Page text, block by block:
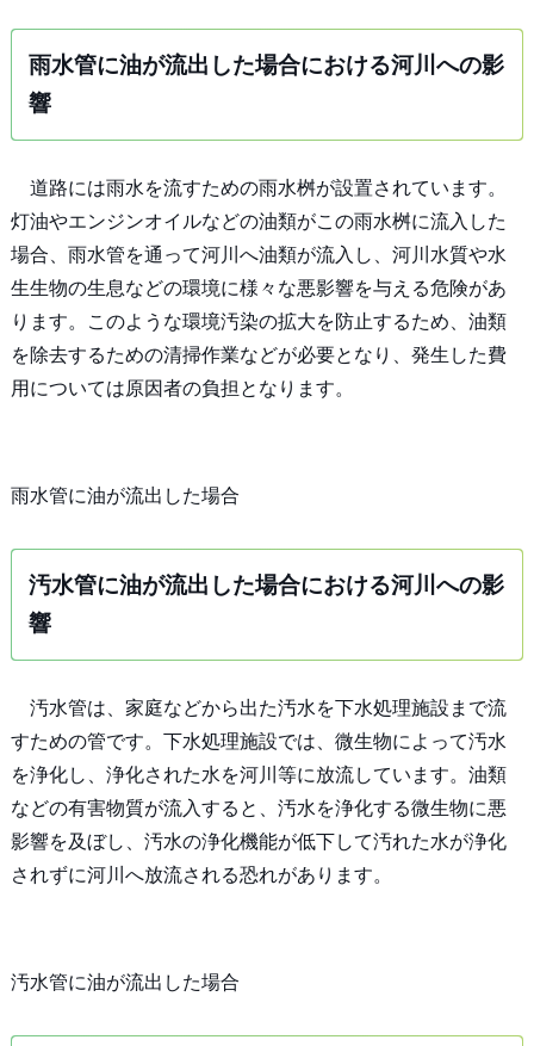
雨水管に油が流出した場合における河川への影
響
道路には雨水を流すための雨水桝が設置されています。
灯油やエンジンオイルなどの油類がこの雨水桝に流入した
場合、雨水管を通って河川へ油類が流入し、河川水質や水
生生物の生息などの環境に様々な悪影響を与える危険があ
ります。このような環境汚染の拡大を防止するため、油類
を除去するための清掃作業などが必要となり、発生した費
用については原因者の負担となります。
雨水管に油が流出した場合
汚水管に油が流出した場合における河川への影
響
汚水管は、家庭などから出た汚水を下水処理施設まで流
すための管です。下水処理施設では、微生物によって汚水
を浄化し、浄化された水を河川等に放流しています。油類
などの有害物質が流入すると、汚水を浄化する微生物に悪
影響を及ぼし、汚水の浄化機能が低下して汚れた水が浄化
されずに河川へ放流される恐れがあります。
汚水管に油が流出した場合